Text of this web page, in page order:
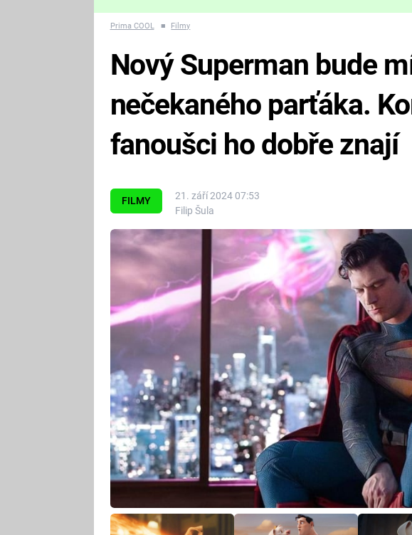
nejvíc zvednou tep?
Prima COOL ■ Filmy
FILMY
21. září 2024 07:53
Filip Šula
Nový Superman bude
nečekaného parťáka.
fanoušci ho dobře znají